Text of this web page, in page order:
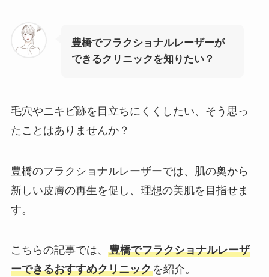
豊橋でフラクショナルレーザーが
できるクリニックを知りたい？
毛穴やニキビ跡を目立ちにくくしたい、そう思っ
たことはありませんか？
豊橋のフラクショナルレーザーでは、肌の奥から
新しい皮膚の再生を促し、理想の美肌を目指せま
す。
こちらの記事では、 豊橋でフラクショナルレーザ
ーできるおすすめクリニックを紹介。